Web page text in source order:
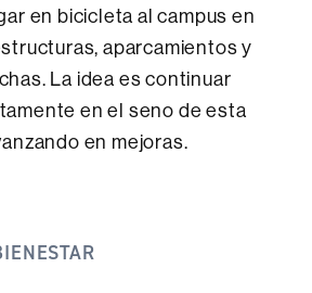
en bicicleta al campus en
aparcamientos y
La idea es continuar
en el seno de esta
en mejoras.